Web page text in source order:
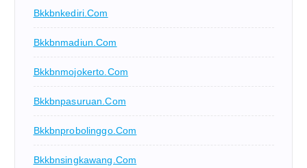
Bkkbnkediri.com
Bkkbnmadiun.com
Bkkbnmojokerto.com
Bkkbnpasuruan.com
Bkkbnprobolinggo.com
Bkkbnsingkawang.com